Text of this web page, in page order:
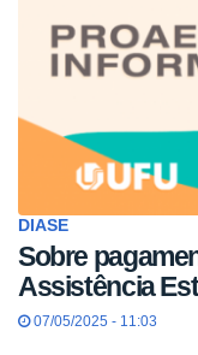
DIASE
Sobre
Assistência
07/05/2025 - 11:03